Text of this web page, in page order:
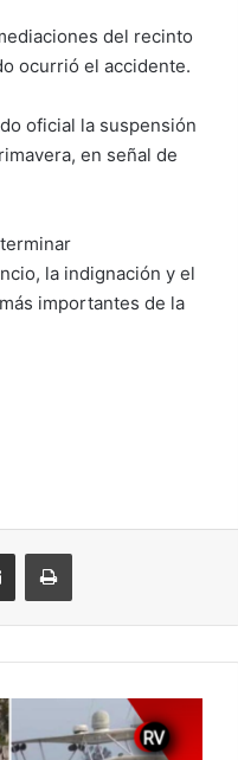
del recinto
ocurrió el accidente.
oficial la suspensión
en señal de
la indignación y el
importantes de la
Compartir por correo electrónicoImprimir